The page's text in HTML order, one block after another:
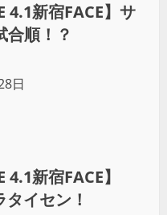
4.1新宿FACE】サ
合順！？
日
新宿FACE】
イセン！